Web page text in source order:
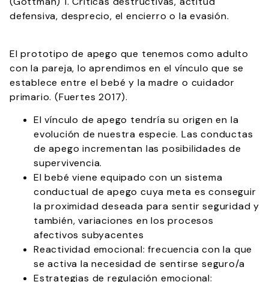
defensiva, desprecio, el encierro o la evasión.
El prototipo de apego que tenemos como adulto
con la pareja, lo aprendimos en el vínculo que se
establece entre el bebé y la madre o cuidador
primario. (Fuertes 2017).
El vínculo de apego tendría su origen en la
evolución de nuestra especie. Las conductas
de apego incrementan las posibilidades de
supervivencia.
El bebé viene equipado con un sistema
conductual de apego cuya meta es conseguir
la proximidad deseada para sentir seguridad y
también, variaciones en los procesos
afectivos subyacentes
Reactividad emocional: frecuencia con la que
se activa la necesidad de sentirse seguro/a
Estrategias de regulación emocional: